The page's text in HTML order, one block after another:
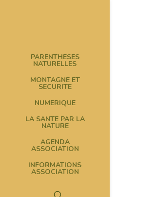
PARENTHESES
NATURELLES
MONTAGNE ET
SECURITE
NUMERIQUE
LA SANTE PAR LA
NATURE
AGENDA
ASSOCIATION
INFORMATIONS
ASSOCIATION